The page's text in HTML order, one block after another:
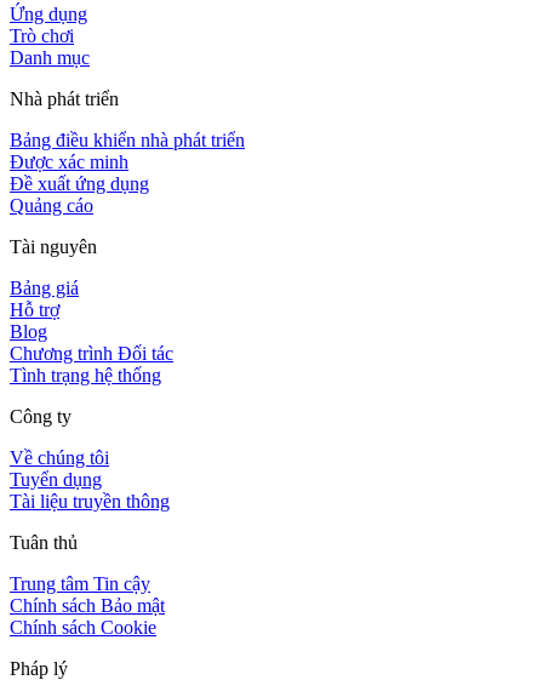
Ứng dụng
Trò chơi
Danh mục
Nhà phát triển
Bảng điều khiển nhà phát triển
Được xác minh
Đề xuất ứng dụng
Quảng cáo
Tài nguyên
Bảng giá
Hỗ trợ
Blog
Chương trình Đối tác
Tình trạng hệ thống
Công ty
Về chúng tôi
Tuyển dụng
Tài liệu truyền thông
Tuân thủ
Trung tâm Tin cậy
Chính sách Bảo mật
Chính sách Cookie
Pháp lý